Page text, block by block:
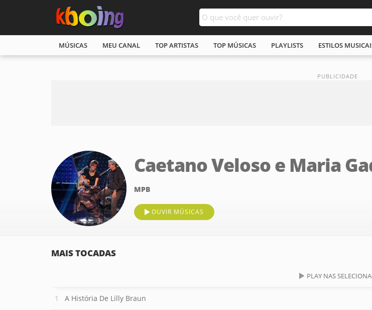
MÚSICAS MEU CANAL TOP ARTISTAS TOP MÚSICAS PLAYLISTS ESTILOS
Caetano Veloso e Maria
MPB
OUVIR MÚSICAS
MAIS TOCADAS
PLAY NAS
A História De Lilly Braun